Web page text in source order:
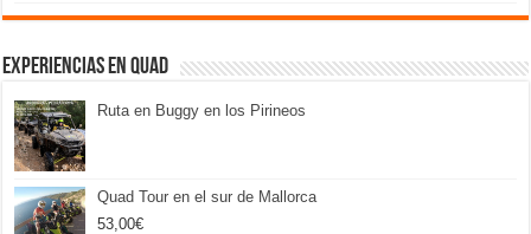
Experiencias en Quad
Ruta en Buggy en los Pirineos
Quad Tour en el sur de Mallorca
53,00€